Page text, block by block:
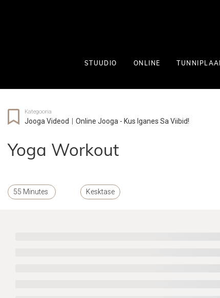
STUUDIO ONLINE
Kategooria
Jooga Videod Online Jooga - Kus Iganes Sa Viibid!
Yoga Workout
55 Minutes Kesktase